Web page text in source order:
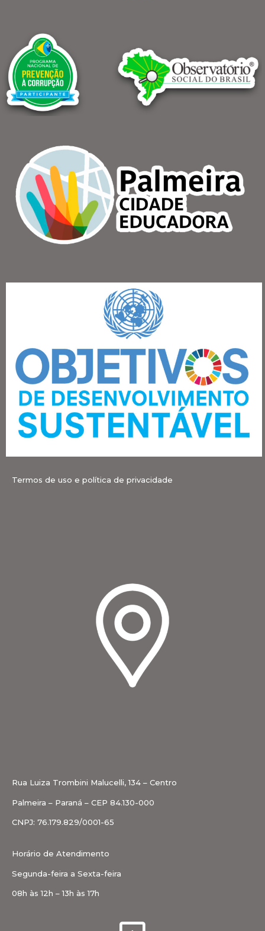
Termos de uso e política de privacidade
Rua Luiza Trombini Malucelli, 134 – Centro
Palmeira – Paraná – CEP 84.130-000
CNPJ: 76.179.829/0001-65
Horário de Atendimento
Segunda-feira a Sexta-feira
08h às 12h – 13h às 17h